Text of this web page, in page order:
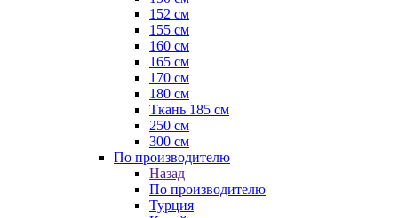
152 см
155 см
160 см
165 см
170 см
180 см
Ткань 185 см
250 см
300 см
По производителю
Назад
По производителю
Турция